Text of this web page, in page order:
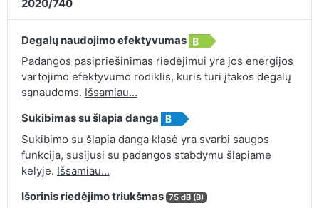
2020/740
Degalų naudojimo efektyvumas
Padangos pasipriešinimas riedėjimui yra jos energijos
vartojimo efektyvumo rodiklis, kuris turi įtakos degalų
sąnaudoms. Išsamiau...
Sukibimas su šlapia danga
Sukibimo su šlapia danga klasė yra svarbi saugos
funkcija, susijusi su padangos stabdymu šlapiame
kelyje. Išsamiau...
Išorinis riedėjimo triukšmas 75 dB (B)